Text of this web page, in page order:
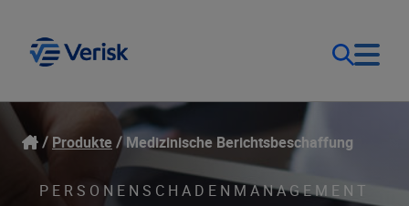
Unsere Lösungen
Ressourcen
Kontakt
Deutschland (DE)
Produkte Medizinische Berichtsbeschaffung
PERSONENSCHADENMANAGEMENT